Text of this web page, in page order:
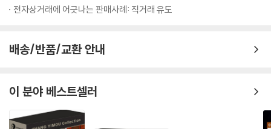
전자상거래에 어긋나는 판매사례: 직거래 유도
배송/반품/교환 안내
이 분야 베스트셀러